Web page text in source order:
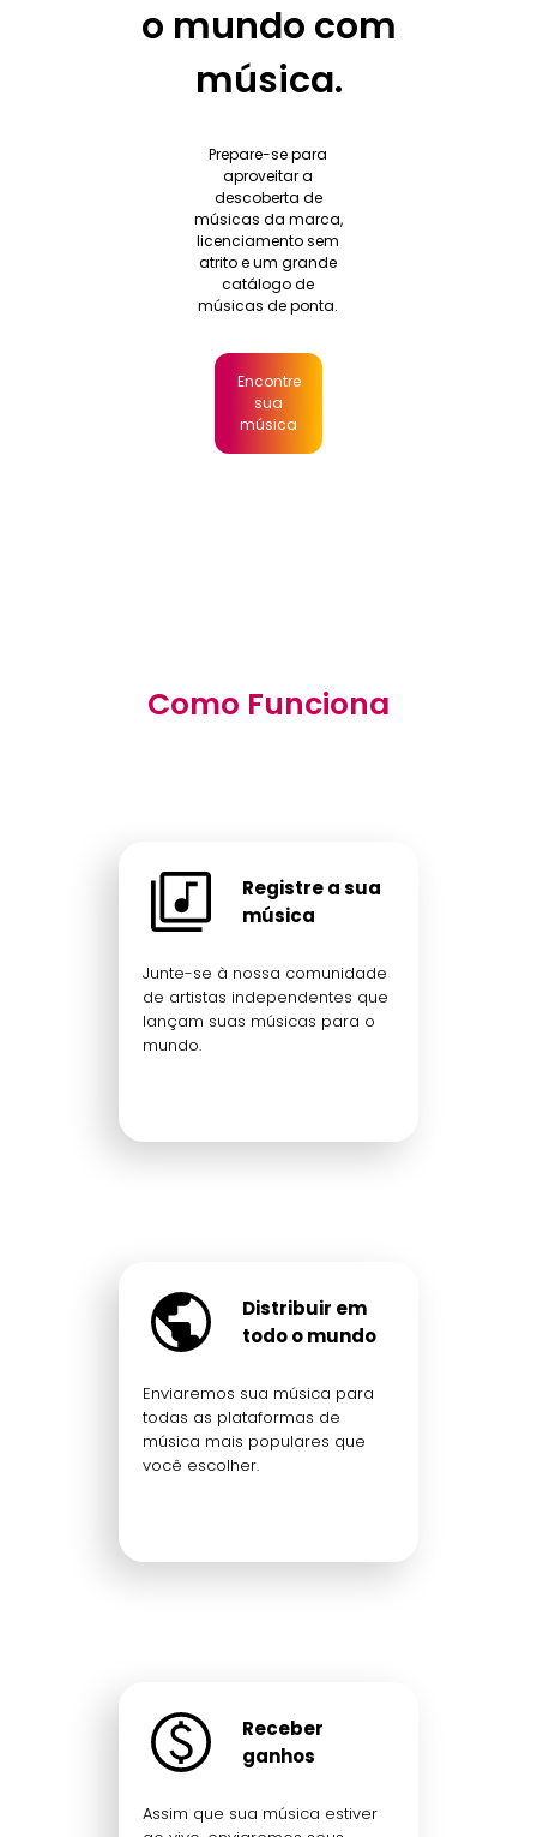
o mundo com
música.
Prepare-se para
aproveitar a
descoberta de
músicas da marca,
licenciamento sem
atrito e um grande
catálogo de
músicas de ponta.
Encontre
sua
música
Como Funciona
Registre a sua
música
Junte-se à nossa comunidade
de artistas independentes que
lançam suas músicas para o
mundo.
Distribuir em
todo o mundo
Enviaremos sua música para
todas as plataformas de
música mais populares que
você escolher.
Receber
ganhos
Assim que sua música estiver